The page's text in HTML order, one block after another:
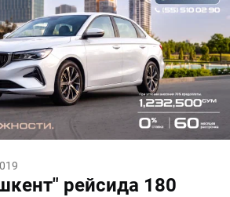
рейсида 180